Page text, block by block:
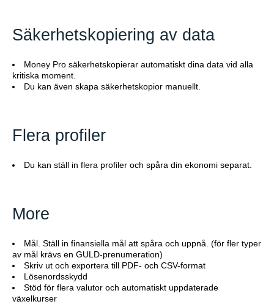
Säkerhetskopiering av data
Money Pro säkerhetskopierar automatiskt dina data vid alla
kritiska moment.
Du kan även skapa säkerhetskopior manuellt.
Flera profiler
Du kan ställ in flera profiler och spåra din ekonomi separat.
More
Mål. Ställ in finansiella mål att spåra och uppnå. (för fler typer
av mål krävs en GULD-prenumeration)
Skriv ut och exportera till PDF- och CSV-format
Lösenordsskydd
Stöd för flera valutor och automatiskt uppdaterade
växelkurser